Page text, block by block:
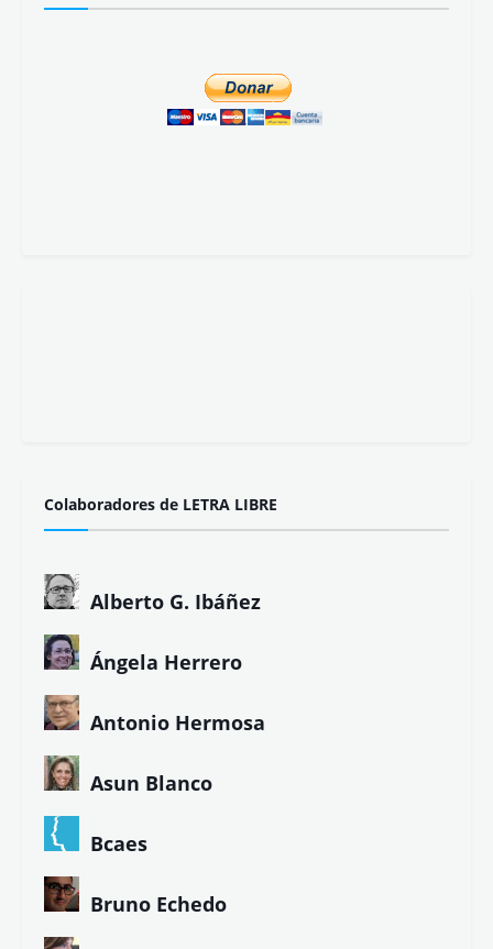
Colaboradores de LETRA LIBRE
Alberto G. Ibáñez
Ángela Herrero
Antonio Hermosa
Asun Blanco
Bcaes
Bruno Echedo